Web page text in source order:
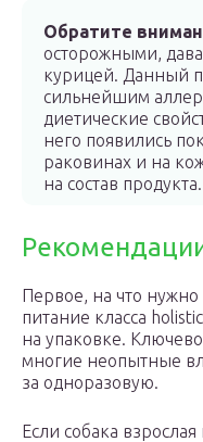
Обратите
осторожными,
курицей. Данный
сильнейшим
диетические
него появились
раковинах и на
на состав продукта.
Первое, на что
питание класса
на упаковке.
многие неопытные
за одноразовую.
Если собака